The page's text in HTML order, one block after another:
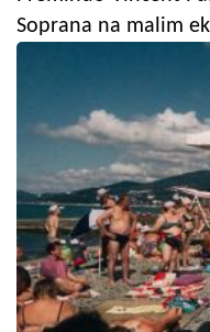
Soprana na malim